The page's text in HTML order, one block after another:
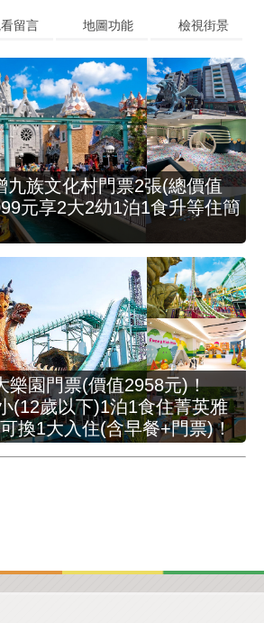
留言 地圖功能 檢視街景
族文化村門票2張(總價值
元享2大2幼1泊1食升等住簡
園門票(價值2958元)！
(12歲以下)1泊1食住菁英雅
換1大入住(含早餐+門票)！